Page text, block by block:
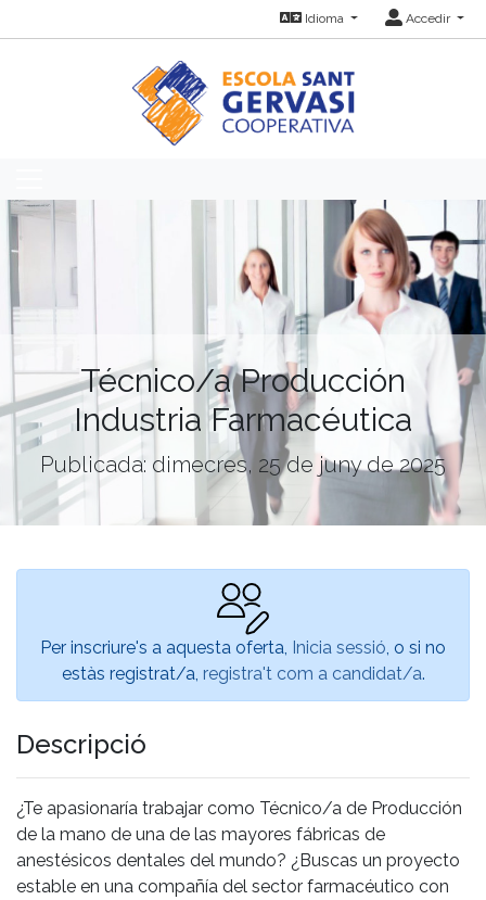
Idioma Accedir
Técnico/a Producción
Industria Farmacéutica
Publicada: dimecres, 25 de juny de 2025
Per inscriure's a aquesta oferta, Inicia sessió , o si no
estàs registrat/a, registra't com a candidat/a.
Descripció
¿Te apasionaría trabajar como Técnico/a de Producción
de la mano de una de las mayores fábricas de
anestésicos dentales del mundo? ¿Buscas un proyecto
estable en una compañía del sector farmacéutico con